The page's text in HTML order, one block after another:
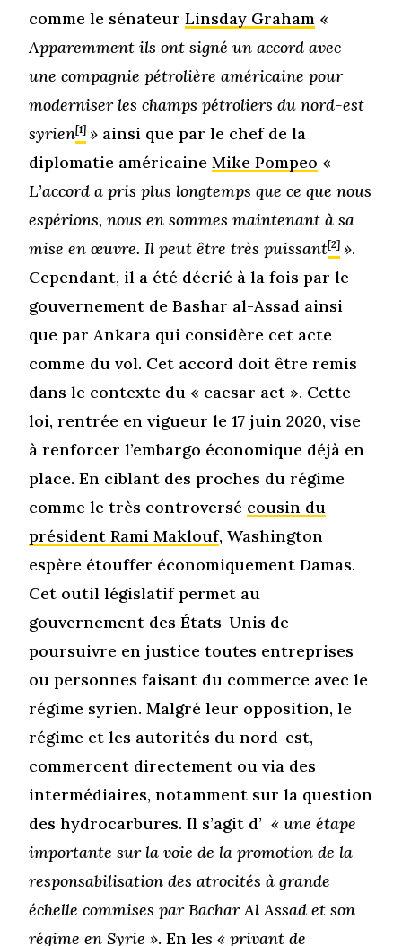
comme le sénateurLinsday Graham «
Apparemment ils ont signé un accord avec
une compagnie pétrolière américaine pour
moderniser les champs pétroliers du nord-est
syrien[1] » ainsi que par le chef de la
diplomatie américaineMike Pompeo «
L’accord a pris plus longtemps que ce que nous
espérions, nous en sommes maintenant à sa
mise en œuvre. Il peut être très puissant[2] ».
Cependant, il a été décrié à la fois par le
gouvernement de Bashar al-Assad ainsi
que par Ankara qui considère cet acte
comme du vol. Cet accord doit être remis
dans le contexte du « caesar act ». Cette
loi, rentrée en vigueur le 17 juin 2020, vise
à renforcer l’embargo économique déjà en
place. En ciblant des proches du régime
comme le très controversé cousin du
président Rami Maklouf, Washington
espère étouffer économiquement Damas.
Cet outil législatif permet au
gouvernement des États-Unis de
poursuivre en justice toutes entreprises
ou personnes faisant du commerce avec le
régime syrien. Malgré leur opposition, le
régime et les autorités du nord-est,
commercent directement ou via des
intermédiaires, notamment sur la question
des hydrocarbures. Il s’agit d’ « une étape
importante sur la voie de la promotion de la
responsabilisation des atrocités à grande
échelle commises par Bachar Al Assad et son
régime en Syrie ». En les « privant de